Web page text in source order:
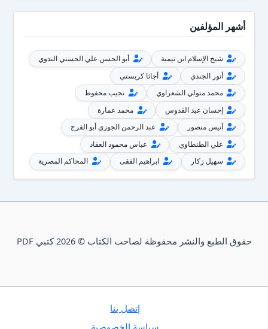
أشهر المؤلفين
شيخ الإسلام ابن تيمية
أبو الحسن علي الحسني الندوي
أنور الجندي
أجاثا كريستي
محمد متولي الشعراوي
نجيب محفوظ
إحسان عبد القدوس
محمد عمارة
أنيس منصور
عبد الرحمن الجوزي أبو الفرج
علي الطنطاوي
عباس محمود العقاد
سهيل زكار
ابراهيم الفقى المحاكم المصرية
حقوق الطبع والنشر محفوظة لصاحب الكتاب © 2026 كتبي PDF
إتصل بنا
سياسة الخصوصية